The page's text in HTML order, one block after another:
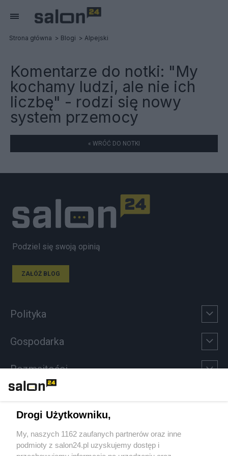
Strona główna Blogi Alpejski
Komentarze do notki: "My
kochamy ludzi, ale nie ich
liczbę" - rodzi się nowy
system przemocy
« WRÓĆ DO NOTKI
Podziel się swoją opinią
ZAŁÓŻ BLOG
Polityka
Gospodarka
Rozmaitości
Sport
Społeczeństwo
Drogi Użytkowniku,
My, naszych 1162 zaufanych partnerów oraz inne
podmioty z salon24.pl uzyskujemy dostęp i